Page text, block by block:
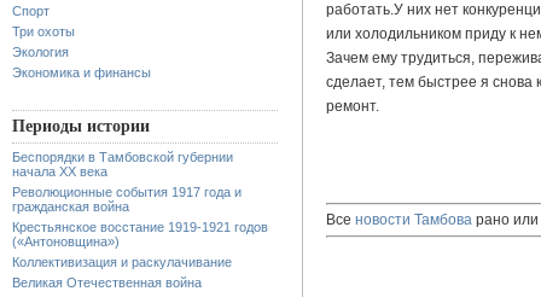
Спорт
Три охоты
Экология
Экономика и финансы
Периоды истории
Беспорядки в Тамбовской губернии
начала XX века
Революционные события 1917 года и
гражданская война
Крестьянское восстание 1919-1921 годов
(«Антоновщина»)
Коллективизация и раскулачивание
Великая Отечественная война
работать.У них нет
или холодильником приду к
Зачем ему трудиться,
сделает, тем быстрее я снова
ремонт.
Все новости Тамбова рано или